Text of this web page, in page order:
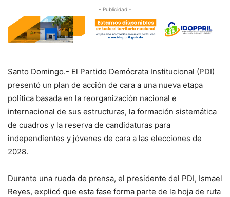
- Publicidad -
Santo Domingo.- El Partido Demócrata Institucional (PDI)
presentó un plan de acción de cara a una nueva etapa
política basada en la reorganización nacional e
internacional de sus estructuras, la formación sistemática
de cuadros y la reserva de candidaturas para
independientes y jóvenes de cara a las elecciones de
2028.
Durante una rueda de prensa, el presidente del PDI, Ismael
Reyes, explicó que esta fase forma parte de la hoja de ruta